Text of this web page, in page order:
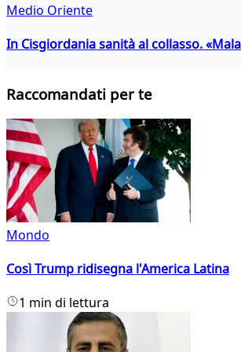
Medio Oriente
In Cisgiordania sanità al collasso.
Raccomandati per te
Mondo
Così Trump ridisegna l'America Latina
1 min di lettura